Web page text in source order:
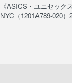
《ASICS・ユニセック
NYC（1201A789-020